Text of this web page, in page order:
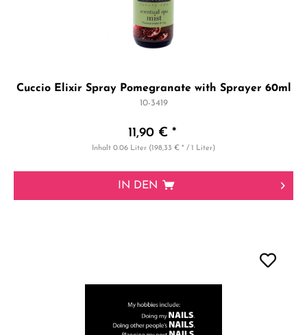
Cuccio Elixir Spray Pomegranate with Sprayer 60ml
10-3419
11,90 € *
Inhalt0.06 Liter (198,33 € * / 1 Liter)
IN DEN